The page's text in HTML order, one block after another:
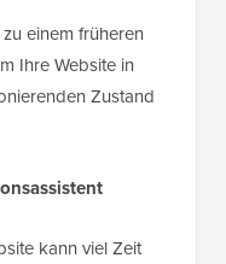
einem früheren
Ihre Website in
Zustand
kann viel Zeit